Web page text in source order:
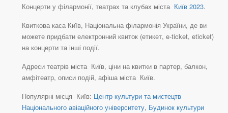
Концерти у філармонії, театрах та клубах міста Київ 2023.
Квиткова каса Київ, Національна філармонія України, де ви
можете придбати електронний квиток (етикет, e-ticket, eticket)
на концерти та інші події.
Адреси театрів міста Київ, ціни на квитки в партер, балкон,
амфітеатр, описи подій, афіша міста Київ.
Популярні місця Київ: Центр культури та мистецтв
Національного авіаційного університету, Будинок культури